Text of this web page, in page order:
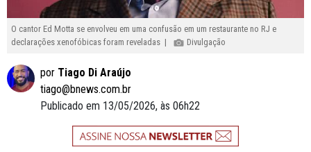
O cantor Ed Motta se envolveu em uma confusão em um restaurante no RJ e
declarações xenofóbicas foram reveladas |
Divulgação
por Tiago Di Araújo
tiago@bnews.com.br
Publicado em 13/05/2026, às 06h22